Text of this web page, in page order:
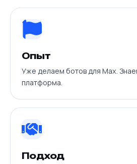
Опыт
Уже делаем ботов для Max.
платформа.
Подход